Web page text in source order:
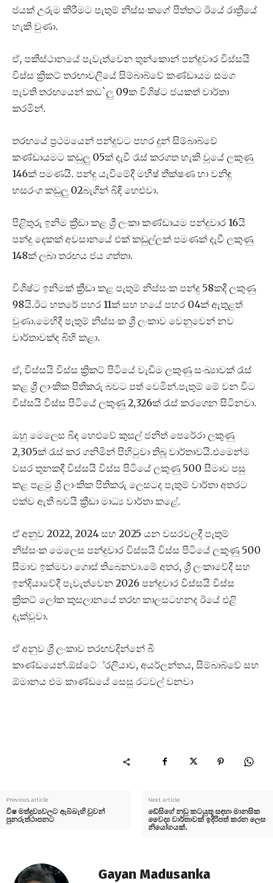
ජයක් උරුම කිරීමට පැතුම් නිස්සංකගේ පිත්තට ඊයේ රාත්‍රියේ
හැකි වුණා.
ඒ, පකිස්ථානයේ පැවැත්වෙන තුන්කොන් පන්දුවාර විස්සයි
විස්ස ක්‍රිකට් තරඟාවලියේ සිම්බාබ්වේ කණ්ඩායම සමග
පැවති තරඟයෙන් කඩ`ලු 09ක විශිෂ්ට ජයකත් වාර්තා
කරමින්.
තරඟයේ ප්‍රථමයෙන් පන්දුවට පහර දුන් සිම්බාබ්වේ
කණ්ඩායමට කඩුලු 05ක් දැවී රැස් කරගත හැකි වූයේ ලකුණු
146ක් පමණයි. පන්දු යැවීමේදී මහීෂ් තීක්ෂණ හා වනිඳු
හසරංග කඩුලු 02බැගින් බිඳි හෙළුවා.
පිළිතුරු ඉනිම ක්‍රීඩා කළ ශ්‍රී ලංකා කණ්ඩායම පන්දුවාර 16යි
පන්දු දෙකක් අවසානයේ එක් කඩුල්ලක් පමණක් දැවී ලකුණු
148ක් ලබා තරඟය ජය ගත්තා.
විශිෂ්ට ඉනිමක් ක්‍රීඩා කළ පැතුම් නිස්සංක පන්දු 58කදී ලකුණු
98යි.ඊට හතරේ පහර 11ක් සහ හයේ පහර 04ක් ඇතුළත්
වුණා.මෙහිදී පැතුම් නිස්සංක ශ්‍රී ලංකාව වෙනුවෙන් නව
වාර්තාවක්ද බිහි කළා.
ඒ, විස්සයි විස්ස ක්‍රිකට් පිටියේ වැඩිම ලකුණු සංඛ්‍යාවක් රැස්
කළ ශ්‍රී ලාංකික පිතිකරු බවට පත් වෙමින්.පැතුම් මේ වන විට
විස්සයි විස්ස පිටියේ ලකුණු 2,326ක් රැස් කරගෙන සිටිනවා.
ඔහු මෙලෙස බිඳ හෙළුවේ කුසල් ජනිත් පෙරේරා ලකුණු
2,305ක් රැස් කර ගනිමින් පිහිටුවා තිබූ වාර්තාවයි.එමෙන්ම
වසර තුනකදී විස්සයි විස්ස පිටියේ ලකුණු 500 සීමාව පසු
කළ පළමු ශ්‍රී ලාංකික පිතිකරු ලෙසටද පැතුම් වාර්තා අතරට
එක්ව ඇති බවයි ක්‍රීඩා මාධ්‍ය වාර්තා කළේ.
ඒ අනුව 2022, 2024 සහ 2025 යන වසරවලදී පැතුම්
නිස්සංක මෙලෙස පන්දුවාර විස්සයි විස්ස පිටියේ ලකුණු 500
සීමාව ඉක්මවා ගොස් තිබෙනවා.මේ අතර, ශ්‍රී ලංකාවේදී සහ
ඉන්දියාවේදී පැවැත්වෙන 2026 පන්දුවාර විස්සයි විස්ස
ක්‍රිකට් ලෝක කුසලානයේ තරඟ කාලසටහනද ඊයේ එළි
දැක්වූවා.
ඒ අනුව ශ්‍රී ලංකාව තරඟවදින්නේ බී
කාණ්ඩයෙන්.ඕස්ටේ්‍රලියාව, අයර්ලන්තය, සිම්බාබ්වේ සහ
ඕමානය එම කාණ්ඩයේ සෙසු රටවල් වනවා
Previous article
විෂ මත්ද්‍රව්‍යවලට ඇබ්බැහි වුවන්
පුනරුත්ථාපනට
Next article
ඩේසිගේ නඩු කටයුතු සඳහා මානසික
වෛද්‍ය වාර්තාවක් ඉදිරිපත් කරන ලෙස
නියෝගයක්.
Gayan Madusanka